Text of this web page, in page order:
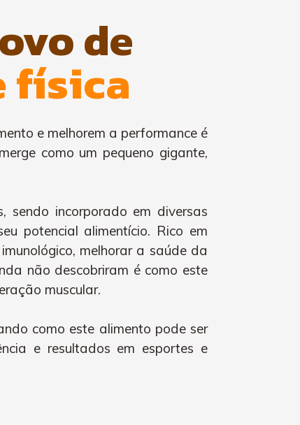
de
física
e melhorem a performance é
como um pequeno gigante,
sendo incorporado em diversas
potencial alimentício. Rico em
melhorar a saúde da
não descobriram é como este
muscular.
como este alimento pode ser
e resultados em esportes e